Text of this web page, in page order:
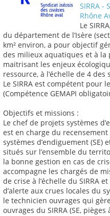
SIRRA -
Rhône
Le
du département de l’Isère
km² environ, a pour objectif
des milieux aquatiques et à
maitrisant les enjeux
ressource, à l‛échelle de 4
Le SIRRA est compétent pour
(Compétence GEMAPI
Objectifs et missions :
Le chef de projets systèmes
est en charge du
systèmes d’endiguement
situés sur l’ensemble du
la bonne gestion en cas de
accompagne les chargés de
de crise à l’échelle du SIRRA
d’alerte aux crues locales du
le technicien ouvrages qui
ouvrages du SIRRA (SE,